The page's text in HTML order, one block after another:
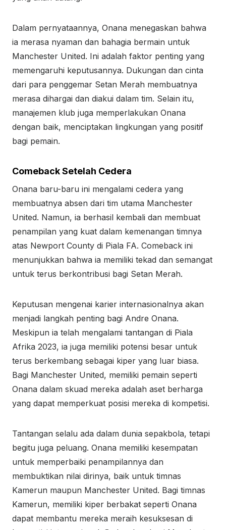
Dalam pernyataannya, Onana menegaskan bahwa
ia merasa nyaman dan bahagia bermain untuk
Manchester United. Ini adalah faktor penting yang
memengaruhi keputusannya. Dukungan dan cinta
dari para penggemar Setan Merah membuatnya
merasa dihargai dan diakui dalam tim. Selain itu,
manajemen klub juga memperlakukan Onana
dengan baik, menciptakan lingkungan yang positif
bagi pemain.
Comeback Setelah Cedera
Onana baru-baru ini mengalami cedera yang
membuatnya absen dari tim utama Manchester
United. Namun, ia berhasil kembali dan membuat
penampilan yang kuat dalam kemenangan timnya
atas Newport County di Piala FA. Comeback ini
menunjukkan bahwa ia memiliki tekad dan semangat
untuk terus berkontribusi bagi Setan Merah.
Keputusan mengenai karier internasionalnya akan
menjadi langkah penting bagi Andre Onana.
Meskipun ia telah mengalami tantangan di Piala
Afrika 2023, ia juga memiliki potensi besar untuk
terus berkembang sebagai kiper yang luar biasa.
Bagi Manchester United, memiliki pemain seperti
Onana dalam skuad mereka adalah aset berharga
yang dapat memperkuat posisi mereka di kompetisi.
Tantangan selalu ada dalam dunia sepakbola, tetapi
begitu juga peluang. Onana memiliki kesempatan
untuk memperbaiki penampilannya dan
membuktikan nilai dirinya, baik untuk timnas
Kamerun maupun Manchester United. Bagi timnas
Kamerun, memiliki kiper berbakat seperti Onana
dapat membantu mereka meraih kesuksesan di